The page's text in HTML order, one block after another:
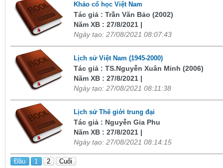
Khảo cổ học Việt Nam
Tác giả : Trần Văn Bảo (2002)
Năm XB : 27/8/2021 |
Ngày tạo: 27/08/2021 08:07:43
Lịch sử Việt Nam (1945-2000)
Tác giả : TS.Nguyễn Xuân Minh (2006)
Năm XB : 27/8/2021 |
Ngày tạo: 27/08/2021 08:11:38
Lịch sử Thế giới trung đại
Tác giả : Nguyễn Gia Phu
Năm XB : 27/8/2021 |
Ngày tạo: 27/08/2021 08:14:15
Đầu 1 2 Cuối